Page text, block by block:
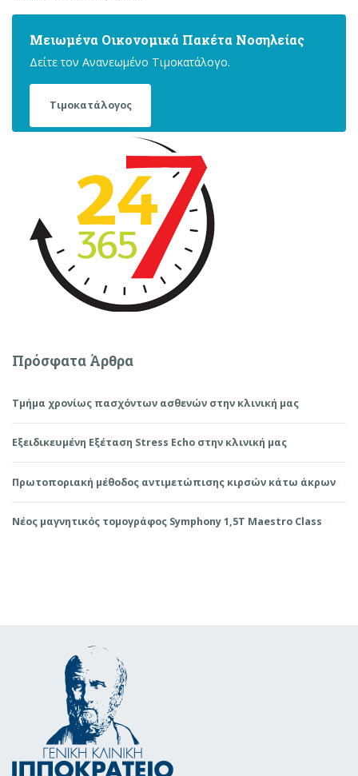
Μειωμένα Οικονομικά Πακέτα Νοσηλείας
Δείτε τον Ανανεωμένο Τιμοκατάλογο.
Τιμοκατάλογος
Πρόσφατα Άρθρα
Τμήμα χρονίως πασχόντων ασθενών στην κλινική μας
Εξειδικευμένη Εξέταση Stress Echo στην κλινική μας
Πρωτοποριακή μέθοδος αντιμετώπισης κιρσών κάτω άκρων
Νέος μαγνητικός τομογράφος Symphony 1,5T Maestro Class